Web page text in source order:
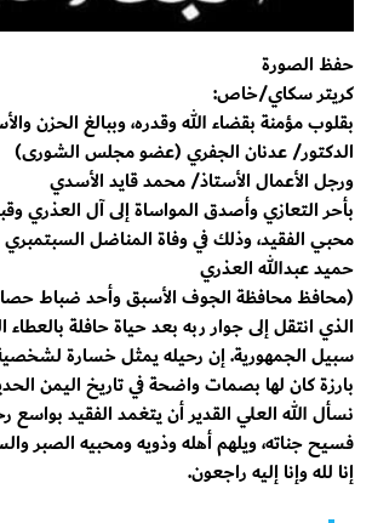
حفظ الصورة
كريتر سكاي/خاص:
بقلوب مؤمنة بقضاء الله وقدره، وببالغ الحزن
​الدكتور/ عدنان الجفري (عضو مجلس الشورى)
​ورجل الأعمال الأستاذ/ محمد قايد الأسدي
​بأحر التعازي وأصدق المواساة إلى آل العذري
محبي الفقيد، وذلك في وفاة المناضل
​حميد عبدالله العذري
​(محافظ محافظة الجوف الأسبق وأحد ضباط
​الذي انتقل إلى جوار ربه بعد حياة حافلة
سبيل الجمهورية. إن رحيله يمثل خسارة
بارزة كان لها بصمات واضحة في تاريخ اليمن
​نسأل الله العلي القدير أن يتغمد الفقيد بواسع
فسيح جناته، ويلهم أهله وذويه ومحبيه الصبر
​إنا لله وإنا إليه راجعون.